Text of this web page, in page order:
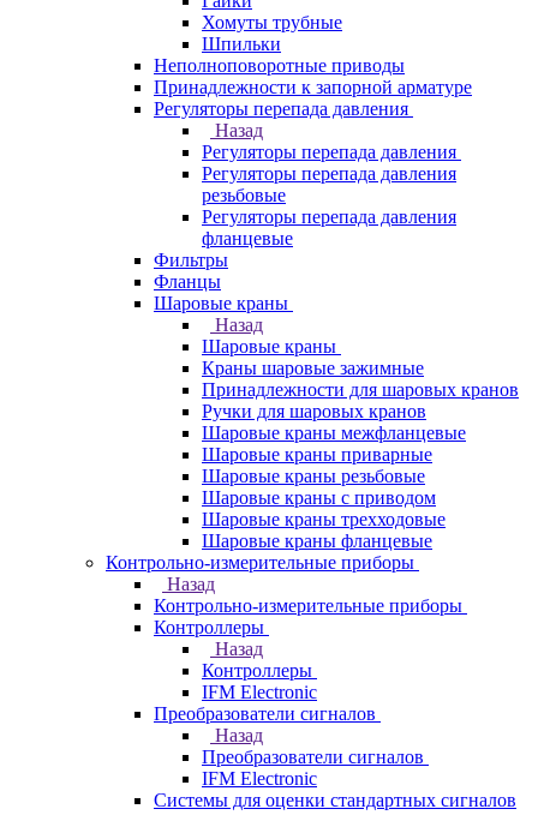
Хомуты трубные
Шпильки
Неполноповоротные приводы
Принадлежности к запорной арматуре
Регуляторы перепада давления
Назад
Регуляторы перепада давления
Регуляторы перепада давления
резьбовые
Регуляторы перепада давления
фланцевые
Фильтры
Фланцы
Шаровые краны
Назад
Шаровые краны
Краны шаровые зажимные
Принадлежности для шаровых кранов
Ручки для шаровых кранов
Шаровые краны межфланцевые
Шаровые краны приварные
Шаровые краны резьбовые
Шаровые краны с приводом
Шаровые краны трехходовые
Шаровые краны фланцевые
Контрольно-измерительные приборы
Назад
Контрольно-измерительные приборы
Контроллеры
Назад
Контроллеры
IFM Electronic
Преобразователи сигналов
Назад
Преобразователи сигналов
IFM Electronic
Системы для оценки стандартных сигналов